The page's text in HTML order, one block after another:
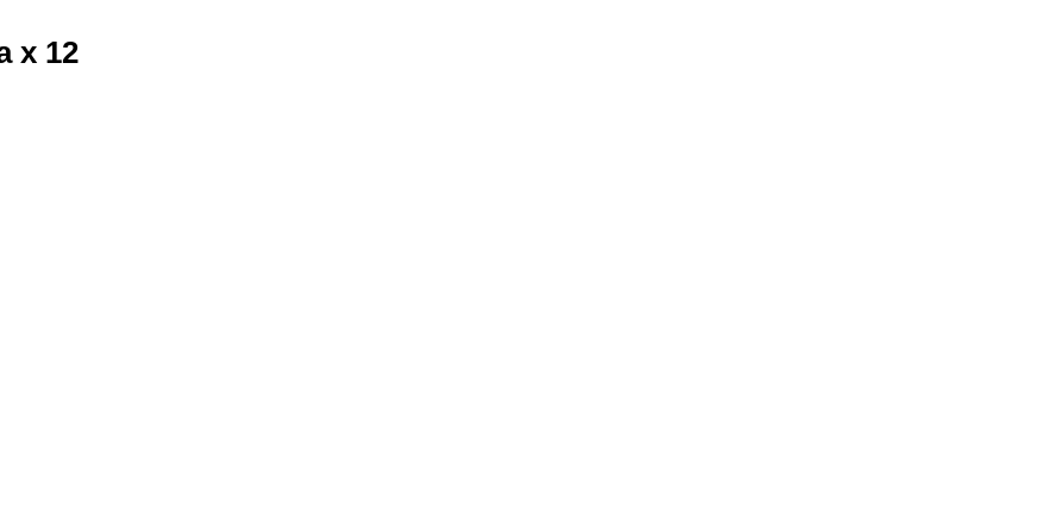
x 12